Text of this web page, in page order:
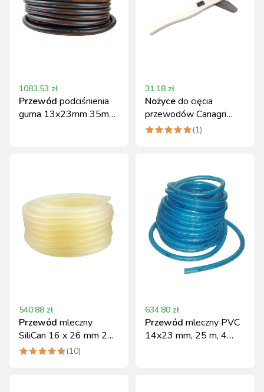
1083.53 zł
Przewód podciśnienia
guma 13x23mm 35m
31.18 zł
Nożycedo cięcia
przewodów Canagri
lekkie i wytrzymałe
(1)
540.88 zł
Przewód mleczny
SiliCan 16 x 26 mm 25
m Can Agri (10)
634.80 zł
Przewód mleczny PVC
14x23 mm, 25 m, 4